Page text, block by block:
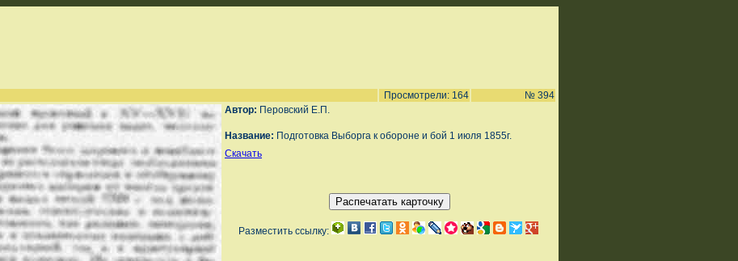
Просмотрели: 164
№ 394
Автор: Перовский Е.П.
Название: Подготовка Выборга к обороне и бой 1 июля 1855г.
Скачать
Разместить ссылку: